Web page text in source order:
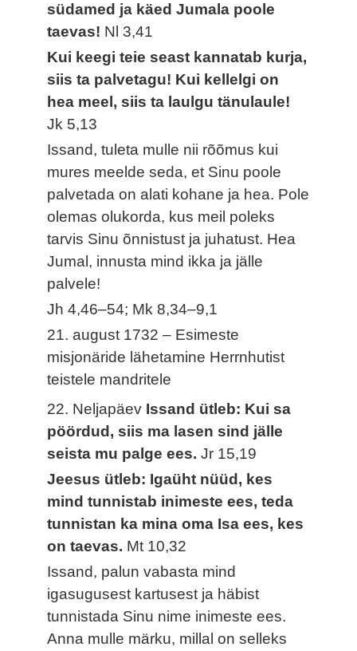
südamed ja käed Jumala poole
taevas! Nl 3,41
Kui keegi teie seast kannatab kurja,
siis ta palvetagu! Kui kellelgi on
hea meel, siis ta laulgu tänulaule!
Jk 5,13
Issand, tuleta mulle nii rõõmus kui
mures meelde seda, et Sinu poole
palvetada on alati kohane ja hea. Pole
olemas olukorda, kus meil poleks
tarvis Sinu õnnistust ja juhatust. Hea
Jumal, innusta mind ikka ja jälle
palvele!
Jh 4,46–54; Mk 8,34–9,1
21. august 1732 – Esimeste
misjonäride lähetamine Herrnhutist
teistele mandritele
22. Neljapäev Issand ütleb: Kui sa
pöördud, siis ma lasen sind jälle
seista mu palge ees.Jr 15,19
Jeesus ütleb: Igaüht nüüd, kes
mind tunnistab inimeste ees, teda
tunnistan ka mina oma Isa ees, kes
on taevas. Mt 10,32
Issand, palun vabasta mind
igasugusest kartusest ja häbist
tunnistada Sinu nime inimeste ees.
Anna mulle märku, millal on selleks